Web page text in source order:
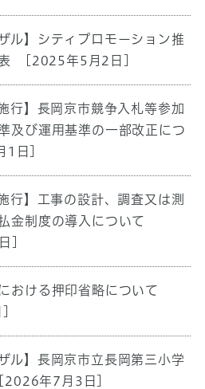
ル】シティプロモーション推
[2025年5月2日]
行】長岡京市競争入札等参加
及び運用基準の一部改正につ
1日]
行】工事の設計、調査又は測
金制度の導入について
]
おける押印省略について
ル】長岡京市立長岡第三小学
[2026年7月3日]